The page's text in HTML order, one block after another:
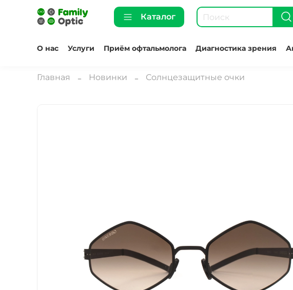
Каталог
О нас Услуги Приём офтальмолога Диагностика зрения
Главная Новинки Солнцезащитные очки